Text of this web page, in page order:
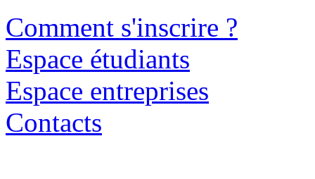
Comment s'inscrire ?
Espace étudiants
Espace entreprises
Contacts